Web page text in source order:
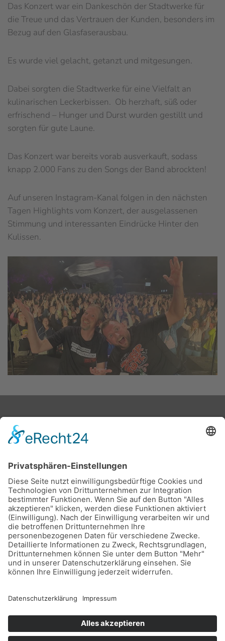
Das Konzert war ein Dankeschön der Stadtwerke für
die Treue und das Vertrauen der Kunden, besonders im
Bezug auf den Glasfaserausbau.
Es wurde viel gelacht, getanzt und mitgesungen.
Dabei sorgten die Stadtwerke für eine Vielfalt an
kulinarischen Leckerbissen. Ob herzhaft, süß oder
erfrischend – Hunger und Durst wurden gestillt und
sorgten für gute Laune.
Das Konzert war bereits vorab ausverkauft, sodass
knapp 2.000 Fans zu den Songs der Band abrockten!
Auf unseren Instagram-Kanal folgen in den nächsten
Tagen Highlights vom Konzert, der ausgelassenen
Stimmung und interessanten Eindrücke Hinter den
Kulissen.
Stadtwerke Buxtehude GmbH, Ziegelkamp 8, 21614
Buxtehude
Karriere Downloads
Schlichtungsstelle
Vertrag kündigen
Sitemap